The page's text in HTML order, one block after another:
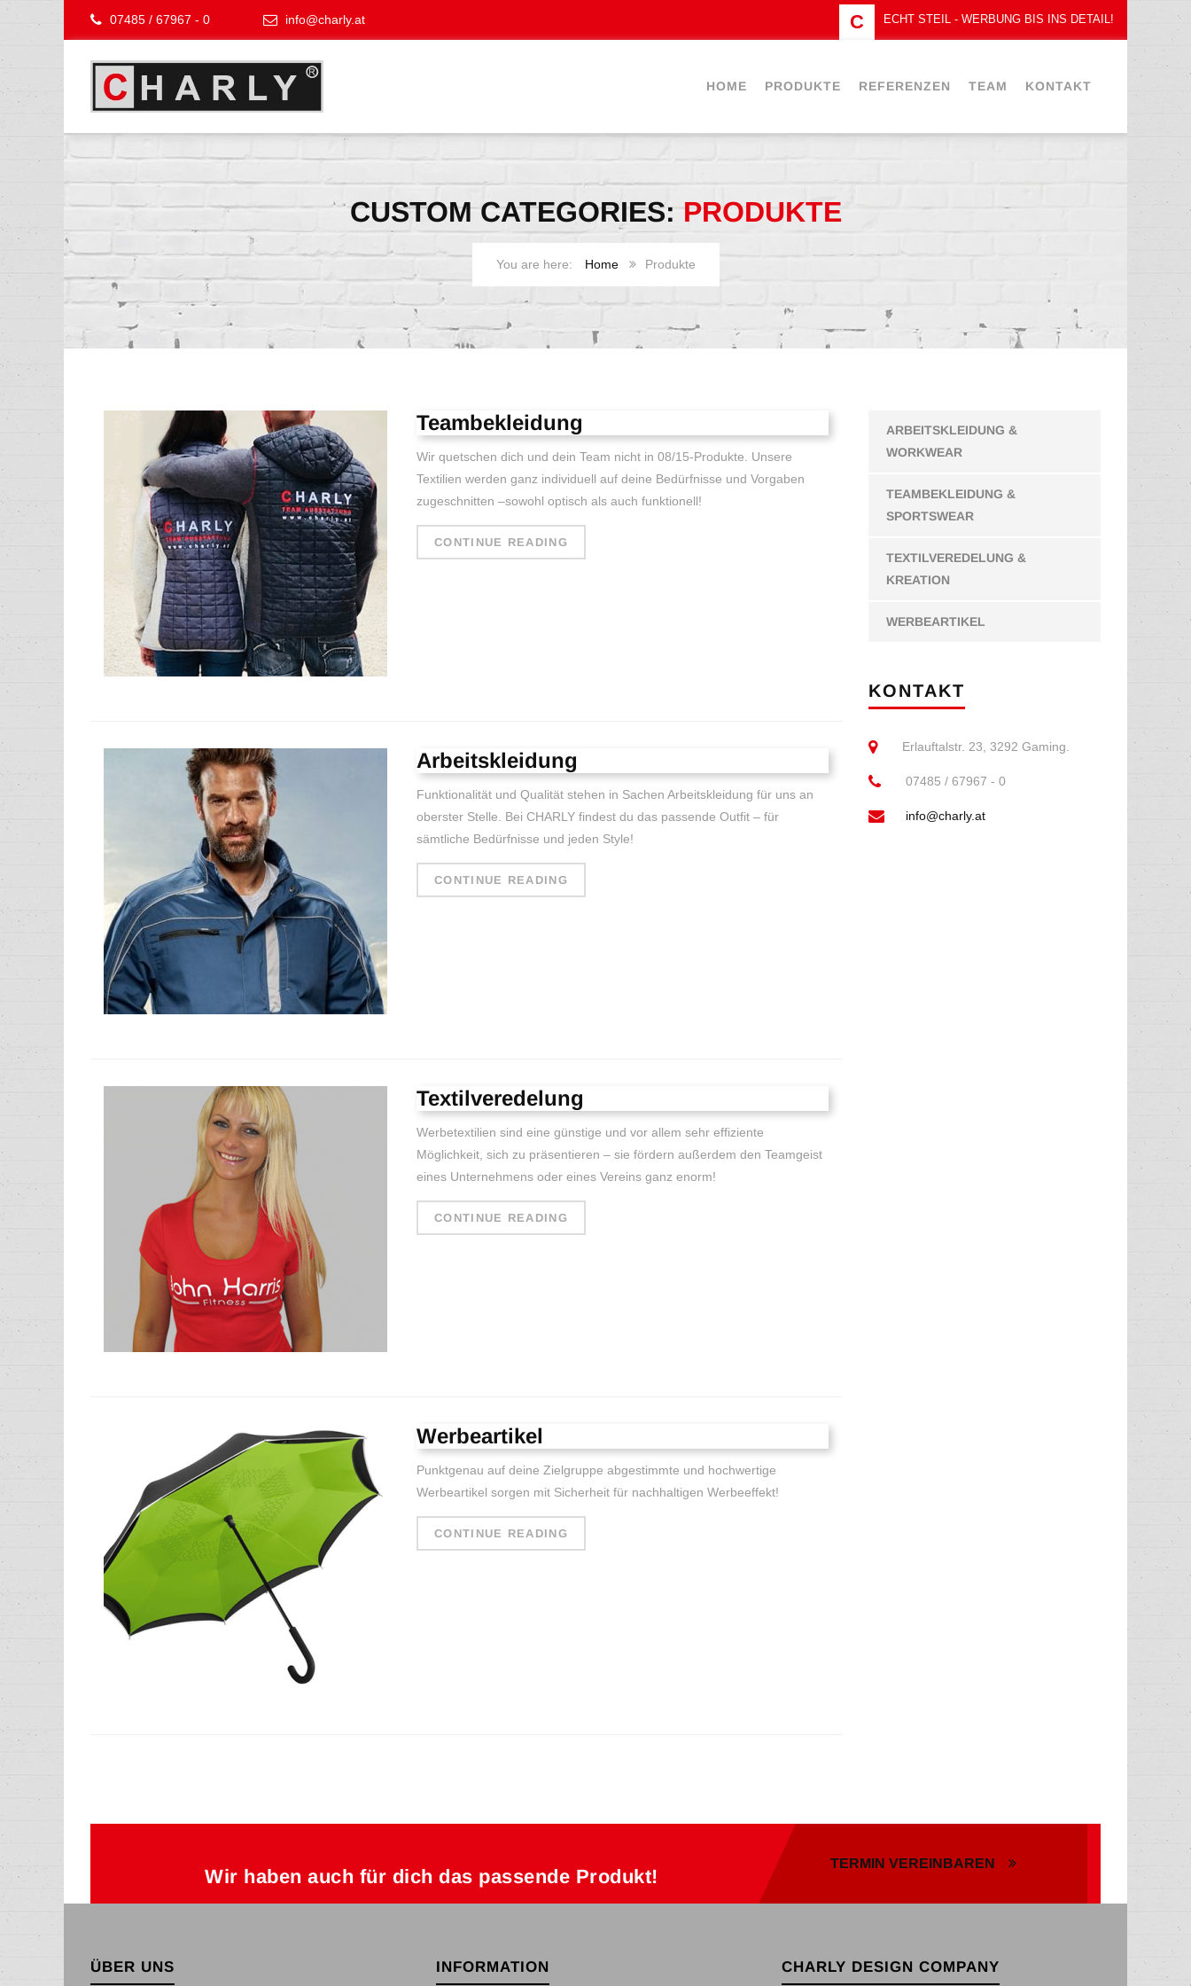
07485 / 67967 - 0 info@charly.at
HOME PRODUKTE REFERENZEN TEAM KONTAKT
CUSTOM CATEGORIES:PRODUKTE
Home Produkte
Teambekleidung
Wir quetschen dich und dein Team nicht in 08/15-Produkte. Unsere
Textilien werden ganz individuell auf deine Bedürfnisse und Vorgaben
zugeschnitten –sowohl optisch als auch funktionell!
CONTINUE READING
Arbeitskleidung
Funktionalität und Qualität stehen in Sachen Arbeitskleidung für uns an
oberster Stelle. Bei CHARLY findest du das passende Outfit – für
sämtliche Bedürfnisse und jeden Style!
CONTINUE READING
Textilveredelung
Werbetextilien sind eine günstige und vor allem sehr effiziente
Möglichkeit, sich zu präsentieren – sie fördern außerdem den Teamgeist
eines Unternehmens oder eines Vereins ganz enorm!
CONTINUE READING
Werbeartikel
Punktgenau auf deine Zielgruppe abgestimmte und hochwertige
Werbeartikel sorgen mit Sicherheit für nachhaltigen Werbeeffekt!
CONTINUE READING
ARBEITSKLEIDUNG &
WORKWEAR
TEAMBEKLEIDUNG &
SPORTSWEAR
TEXTILVEREDELUNG &
KREATION
WERBEARTIKEL
KONTAKT
Erlauftalstr. 23, 3292 Gaming.
07485 / 67967 - 0
info@charly.at
Wir haben auch für dich das passende Produkt!
TERMIN VEREINBAREN
ÜBER UNS INFORMATION CHARLY DESIGN COMPANY